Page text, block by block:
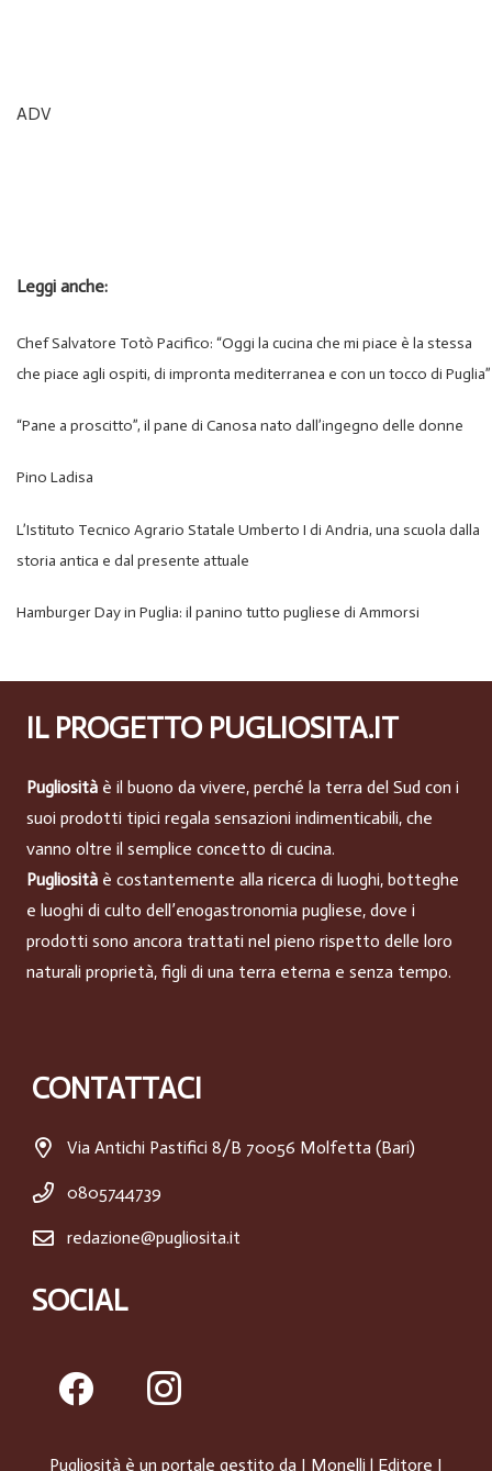
ADV
Leggi anche:
Chef Salvatore Totò Pacifico: “Oggi la cucina che mi piace è la stessa
che piace agli ospiti, di impronta mediterranea e con un tocco di Puglia”
“Pane a proscitto”, il pane di Canosa nato dall’ingegno delle donne
Pino Ladisa
L’Istituto Tecnico Agrario Statale Umberto I di Andria, una scuola dalla
storia antica e dal presente attuale
Hamburger Day in Puglia: il panino tutto pugliese di Ammorsi
IL PROGETTO PUGLIOSITA.IT
Pugliosità è il buono da vivere, perché la terra del Sud con i
suoi prodotti tipici regala sensazioni indimenticabili, che
vanno oltre il semplice concetto di cucina.
Pugliosità è costantemente alla ricerca di luoghi, botteghe
e luoghi di culto dell’enogastronomia pugliese, dove i
prodotti sono ancora trattati nel pieno rispetto delle loro
naturali proprietà, figli di una terra eterna e senza tempo.
CONTATTACI
Via Antichi Pastifici 8/B 70056 Molfetta (Bari)
0805744739
redazione@pugliosita.it
SOCIAL
Pugliosità è un portale gestito da I Monelli | Editore I